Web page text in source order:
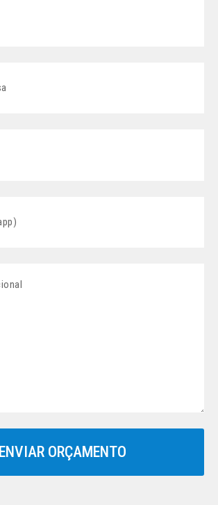
ENVIAR ORÇAMENTO